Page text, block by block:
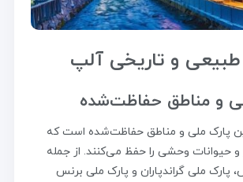
و تاریخی آلپ
و مناطق حفاظت‌شده
پارک ملی و مناطق حفاظت‌شده است که
حیوانات وحشی را حفظ می‌کنند. از جمله
ملی گراندپاران و پارک ملی برنس